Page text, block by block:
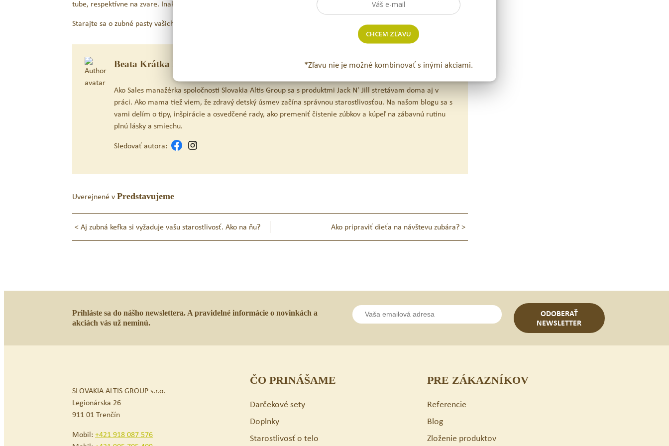
tube, respektívne na zvare. Inak treba zubnú pastu
spotrebovať do 6 mesiacov
po jej otvorení.
Starajte sa o zubné pasty vašich drobčekov správne a oni sa vám za to odvďačia zdravým úsmevom. Existuje krajší dar? 🙂
Beata Krátka Rafajová
Ako Sales manažérka spoločnosti Slovakia Altis Group sa s produktmi Jack N' Jill stretávam doma aj v
práci. Ako mama tiež viem, že zdravý detský úsmev začína správnou starostlivosťou. Na našom blogu sa s
vami delím o tipy, inšpirácie a osvedčené rady, ako premeniť čistenie zúbkov a kúpeľ na zábavnú rutinu
plnú lásky a smiechu.
Sledovať autora:
Uverejnené v Predstavujeme
Navigácia
<Aj zubná kefka si vyžaduje vašu starostlivosť. Ako na ňu? Ako pripraviť dieťa na návštevu zubára?>
Prihláste sa do nášho newslettera. A pravidelné informácie o novinkách a
akciách vás už neminú.
ODOBERAŤ
NEWSLETTER
SLOVAKIA ALTIS GROUP s.r.o.
Legionárska 26
911 01 Trenčín
Mobil: +421 918 087 576
ČO PRINÁŠAME
Darčekové sety
Doplnky
Starostlivosť o telo
PRE ZÁKAZNÍKOV
Referencie
Blog
Zloženie produktov
CHCEM ZĽAVU
*Zľavu nie je možné kombinovať s inými akciami.